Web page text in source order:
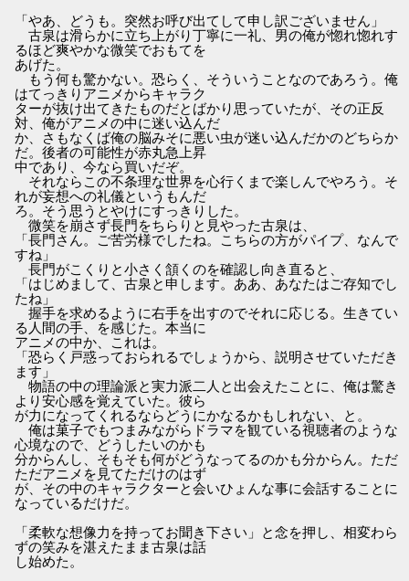
「やあ、どうも。突然お呼び出てして申し訳ございません」
古泉は滑らかに立ち上がり丁寧に一礼、男の俺が惚れ惚れす
るほど爽やかな微笑でおもてを
あげた。
もう何も驚かない。恐らく、そういうことなのであろう。俺
はてっきりアニメからキャラク
ターが抜け出てきたものだとばかり思っていたが、その正反
対、俺がアニメの中に迷い込んだ
か、さもなくば俺の脳みそに悪い虫が迷い込んだかのどちらか
だ。後者の可能性が赤丸急上昇
中であり、今なら買いだぞ。
それならこの不条理な世界を心行くまで楽しんでやろう。そ
れが妄想への礼儀というもんだ
ろ。そう思うとやけにすっきりした。
微笑を崩さず長門をちらりと見やった古泉は、
「長門さん。ご苦労様でしたね。こちらの方がパイプ、なんで
すね」
長門がこくりと小さく頷くのを確認し向き直ると、
「はじめまして、古泉と申します。ああ、あなたはご存知でし
たね」
握手を求めるように右手を出すのでそれに応じる。生きてい
る人間の手、を感じた。本当に
アニメの中か、これは。
「恐らく戸惑っておられるでしょうから、説明させていただき
ます」
物語の中の理論派と実力派二人と出会えたことに、俺は驚き
より安心感を覚えていた。彼ら
が力になってくれるならどうにかなるかもしれない、と。
俺は菓子でもつまみながらドラマを観ている視聴者のような
心境なので、どうしたいのかも
分からんし、そもそも何がどうなってるのかも分からん。ただ
ただアニメを見てただけのはず
が、その中のキャラクターと会いひょんな事に会話することに
なっているだけだ。
「柔軟な想像力を持ってお聞き下さい」と念を押し、相変わら
ずの笑みを湛えたまま古泉は話
し始めた。